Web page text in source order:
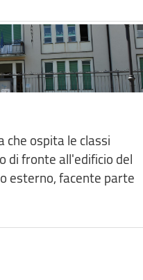
che ospita le classi
di fronte all'edificio del
esterno, facente parte